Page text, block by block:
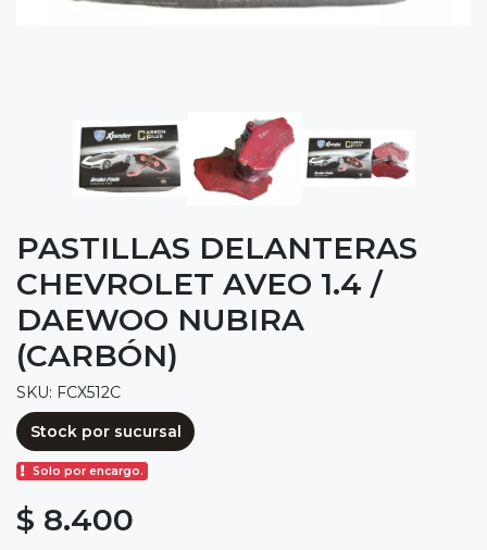
PASTILLAS DELANTERAS
CHEVROLET AVEO 1.4 /
DAEWOO NUBIRA
(CARBÓN)
SKU: FCX512C
Stock por sucursal
Solo por encargo.
$ 8.400